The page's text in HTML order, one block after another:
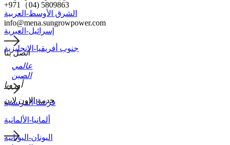
الشرق الأوسط-العربية
إسرائيل-العبرية
جنوب أفريقيا-الإنجليزية
عالمي
الصين
أوروبا
فرنسا-الفرنسية
ألمانيا-الألمانية
اليونان-اليونانية
+971（04) 5809863
info@mena.sungrowpower.com
اتصل بنا
ﺧدﻣﺔ اﻻون ﻻﯾن